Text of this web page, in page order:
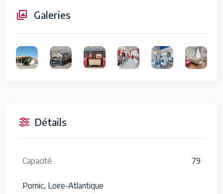
Galeries
Détails
Capacité 79
Pornic, Loire-Atlantique